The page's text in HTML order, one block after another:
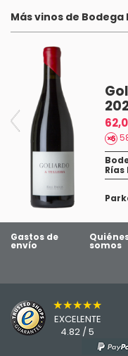
Leirana 2021
Great selection of
11/08/25
Leirana 2024
nein danke
Más vinos de Bodega
Rías
Gastos de
envío somos
★★★★★
EXCELENTE
4.82 / 5